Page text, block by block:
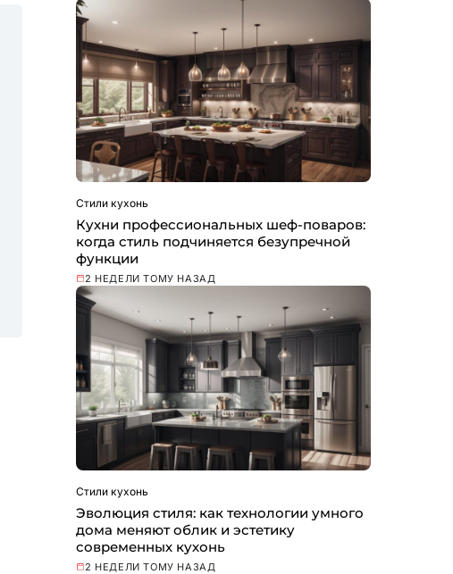
Стили кухонь
Кухни профессиональных шеф-поваров:
когда стиль подчиняется безупречной
функции
2 НЕДЕЛИ ТОМУ НАЗАД
Стили кухонь
Эволюция стиля: как технологии умного
дома меняют облик и эстетику
современных кухонь
2 НЕДЕЛИ ТОМУ НАЗАД